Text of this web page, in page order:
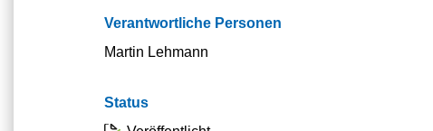
Verantwortliche Personen
Martin Lehmann
Status